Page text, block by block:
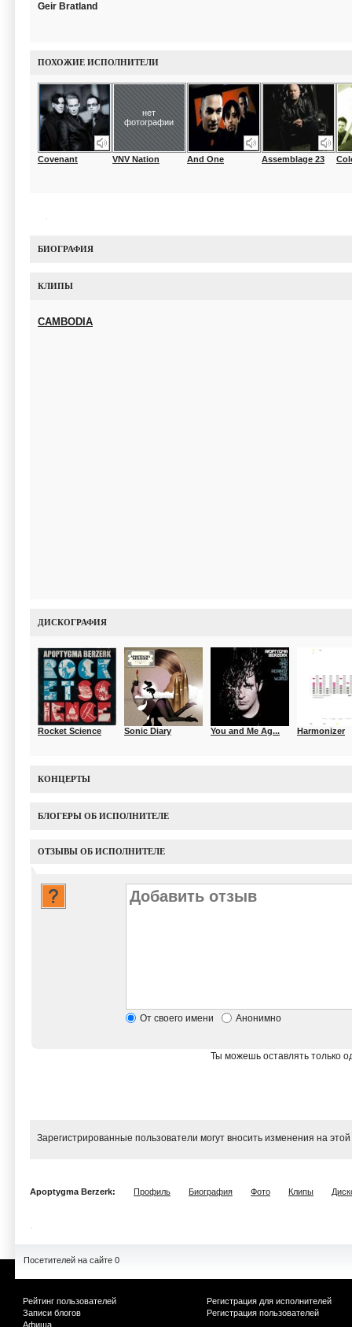
Geir Bratland
ПОХОЖИЕ ИСПОЛНИТЕЛИ
Covenant
нет
фотографии
VNV Nation And One Assemblage 23
БИОГРАФИЯ
КЛИПЫ
CAMBODIA
ДИСКОГРАФИЯ
Rocket Science Sonic Diary You and Me Ag... Harmonizer
КОНЦЕРТЫ
БЛОГЕРЫ ОБ ИСПОЛНИТЕЛЕ
ОТЗЫВЫ ОБ ИСПОЛНИТЕЛЕ
От своего имени Анонимно
Ты можешь оставлять только
Зарегистрированные пользователи могут вносить изменения на
Apoptygma Berzerk: Профиль Биография Фото Клипы
Посетителей на сайте 0
Рейтинг пользователей
Записи блогов
Афиша
Регистрация для исполнителей
Регистрация пользователей